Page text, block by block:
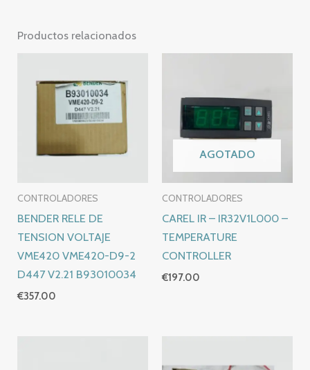
Productos relacionados
CONTROLADORES
BENDER RELE DE
TENSION VOLTAJE
VME420 VME420-D9-2
D447 V2.21 B93010034
€357.00
AGOTADO
CONTROLADORES
CAREL IR – IR32V1L000 –
TEMPERATURE
CONTROLLER
€197.00